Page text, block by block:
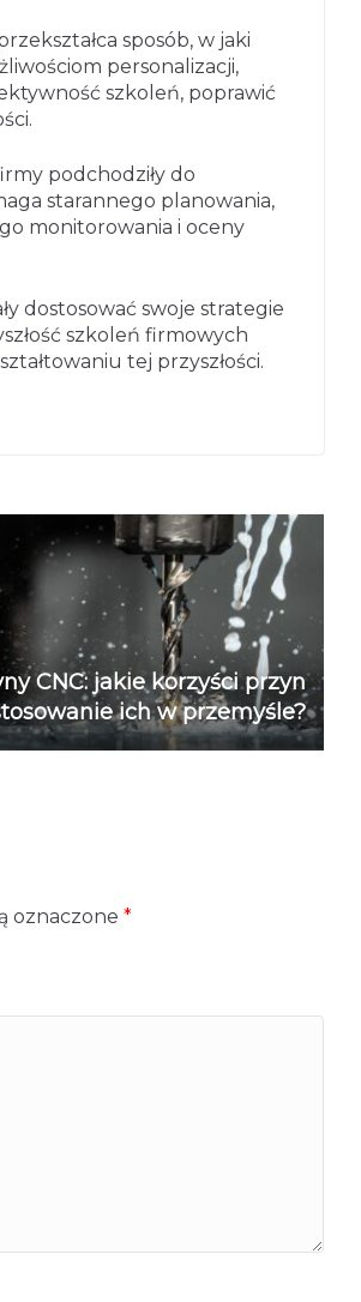
sposób, w jaki
personalizacji,
szkoleń, poprawić
podchodziły do
starannego planowania,
monitorowania i oceny
dostosować swoje strategie
szkoleń firmowych
tej przyszłości.
CNC: jakie korzyści przyn
ich w przemyśle?
oznaczone *